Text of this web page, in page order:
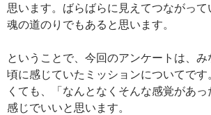
思います。ばらばらに見えてつながって
魂の道のりでもあると思います。
ということで、今回のアンケートは、
頃に感じていたミッションについてで
くても、「なんとなくそんな感覚があ
感じでいいと思います。